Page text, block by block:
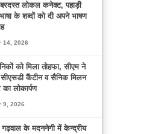
लोकल कनेक्ट, पहाड़ी
के शब्दों को दी अपने भाषण
14, 2026
को मिला तोहफा, सीएम ने
सीएसडी कैंटीन व सैनिक मिलन
लोकार्पण
9, 2026
गढ़वाल के मदननेगी में केन्द्रीय